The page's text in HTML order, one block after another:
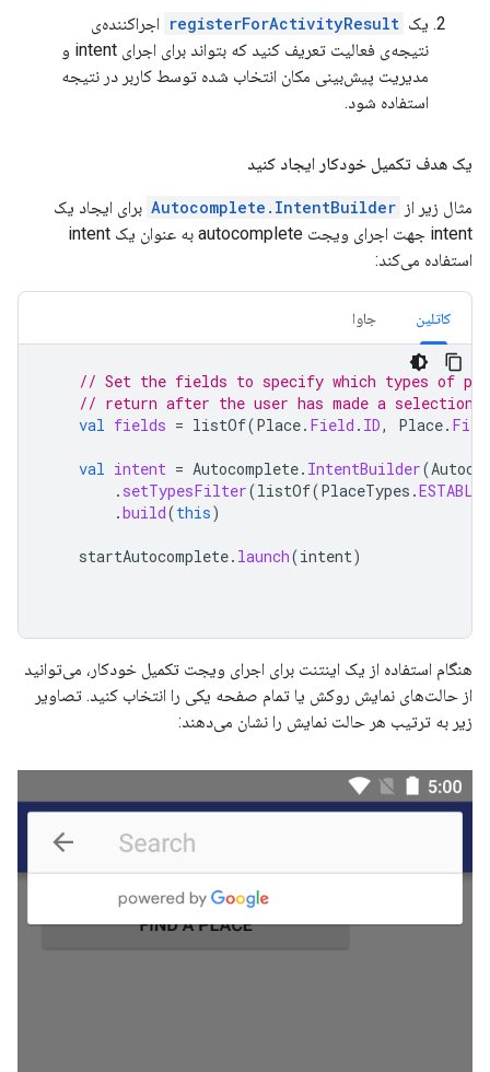
یک registerForActivityResult اجراکننده‌ی
نتیجه‌ی فعالیت تعریف کنید که بتواند برای اجرای intent و
مدیریت پیش‌بینی مکان انتخاب شده توسط کاربر در نتیجه
استفاده شود.
یک هدف تکمیل خودکار ایجاد کنید
مثال زیر از Autocomplete.IntentBuilder برای ایجاد یک
intent جهت اجرای ویجت autocomplete به عنوان یک intent
استفاده می‌کند:
کاتلین جاوا
// Set the fields to specify which types of
// return after the user has made a selection.
val fields = listOf(Place. Field . ID, Place.
val intent = Autocomplete. IntentBuilder(
. setTypesFilter(listOf(PlaceTypes .
.build(this)
startAutocomplete. launch(intent)
هنگام استفاده از یک اینتنت برای اجرای ویجت تکمیل خودکار، می‌توانید
از حالت‌های نمایش روکش یا تمام صفحه یکی را انتخاب کنید. تصاویر
زیر به ترتیب هر حالت نمایش را نشان می‌دهند: